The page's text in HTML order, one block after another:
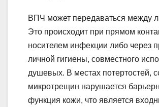
ВПЧ может передаваться между
Это происходит при прямом
носителем инфекции либо через
личной гигиены, совместного
душевых. В местах потертостей,
микротрещин нарушается
функция кожи, что является